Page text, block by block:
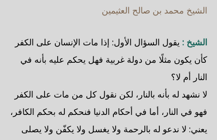
الشيخ محمد بن صالح العثيمين
الشيخ : يقول السؤال الأول: إذا مات الإنسان على الكفر
كأن يكون مثلًا من دولة غربية فهل يحكم عليه بأنه في
النار أم لا؟
لا نشهد له بأنه بالنار، لكن نقول كل من مات على الكفر
فهو في النار، أما في أحكام الدنيا فنحكم له بحكم الكافر،
يعني: لا ندعو له بالرحمة ولا يغسل ولا يكفّن ولا يصلى